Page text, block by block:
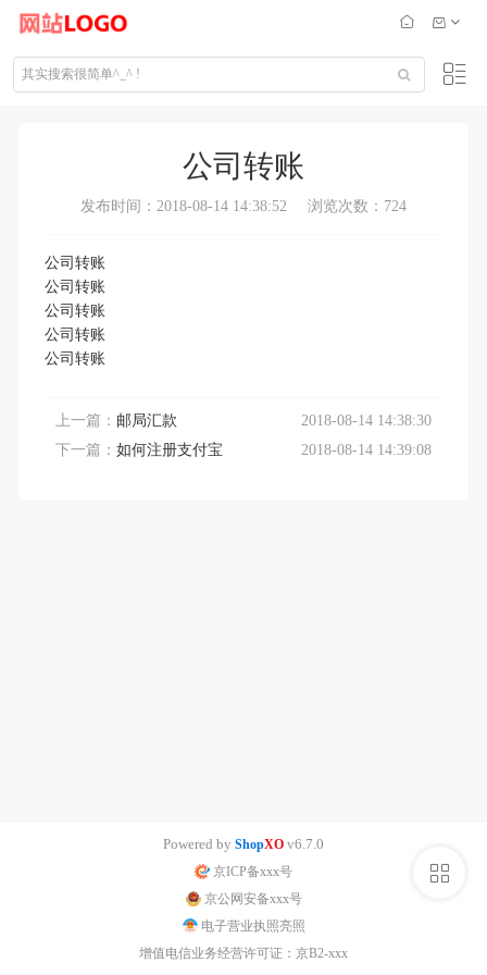
公司转账
发布时间：2018-08-14 14:38:52 浏览次数：724
公司转账
公司转账
公司转账
公司转账
公司转账
上一篇： 邮局汇款
2018-08-14 14:38:30
下一篇： 如何注册支付宝 2018-08-14 14:39:08
Powered by ShopXO v6.7.0
京ICP备xxx号
京公网安备xxx号
电子营业执照亮照
增值电信业务经营许可证：京B2-xxx